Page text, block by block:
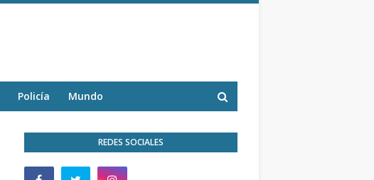
Policía Mundo
REDES SOCIALES